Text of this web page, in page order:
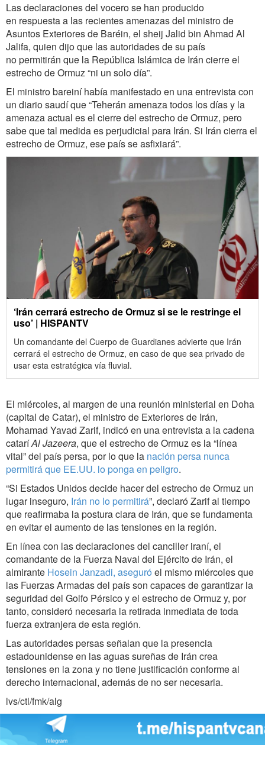
Las declaraciones del vocero se han producido
en respuesta a las recientes amenazas del ministro de
Asuntos Exteriores de Baréin, el sheij Jalid bin Ahmad Al
Jalifa, quien dijo que las autoridades de su país
no permitirán que la República Islámica de Irán cierre el
estrecho de Ormuz “ni un solo día”.
El ministro bareiní había manifestado en una entrevista con
un diario saudí que “Teherán amenaza todos los días y la
amenaza actual es el cierre del estrecho de Ormuz, pero
sabe que tal medida es perjudicial para Irán. Si Irán cierra el
estrecho de Ormuz, ese país se asfixiará”.
‘Irán cerrará estrecho de Ormuz si se le restringe el
uso’ | HISPANTV
Un comandante del Cuerpo de Guardianes advierte que Irán
cerrará el estrecho de Ormuz, en caso de que sea privado de
usar esta estratégica vía fluvial.
El miércoles, al margen de una reunión ministerial en Doha
(capital de Catar), el ministro de Exteriores de Irán,
Mohamad Yavad Zarif, indicó en una entrevista a la cadena
cataríAl Jazeera, que el estrecho de Ormuz es la “línea
vital” del país persa, por lo que la nación persa nunca
permitirá que EE.UU. lo ponga en peligro.
“Si Estados Unidos decide hacer del estrecho de Ormuz un
lugar inseguro, Irán no lo permitirá”, declaró Zarif al tiempo
que reafirmaba la postura clara de Irán, que se fundamenta
en evitar el aumento de las tensiones en la región.
En línea con las declaraciones del canciller iraní, el
comandante de la Fuerza Naval del Ejército de Irán, el
almirante Hosein Janzadi, aseguró el mismo miércoles que
las Fuerzas Armadas del país son capaces de garantizar la
seguridad del Golfo Pérsico y el estrecho de Ormuz y, por
tanto, consideró necesaria la retirada inmediata de toda
fuerza extranjera de esta región.
Las autoridades persas señalan que la presencia
estadounidense en las aguas sureñas de Irán crea
tensiones en la zona y no tiene justificación conforme al
derecho internacional, además de no ser necesaria.
lvs/ctl/fmk/alg